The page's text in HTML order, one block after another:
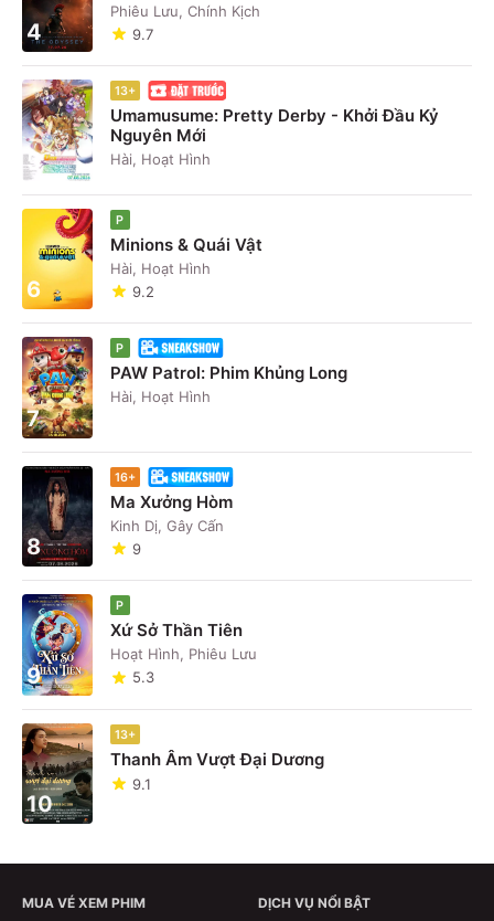
4
Phiêu Lưu, Chính Kịch
9.7
5
13+
Umamusume: Pretty Derby - Khởi Đầu Kỷ
Nguyên Mới
Hài, Hoạt Hình
6
P
Minions & Quái Vật
Hài, Hoạt Hình
9.2
7
P
PAW Patrol: Phim Khủng Long
Hài, Hoạt Hình
8
16+
Ma Xưởng Hòm
Kinh Dị, Gây Cấn
9
9
P
Xứ Sở Thần Tiên
Hoạt Hình, Phiêu Lưu
5.3
10
13+
Thanh Âm Vượt Đại Dương
9.1
MUA VÉ XEM PHIM DỊCH VỤ NỔI BẬT